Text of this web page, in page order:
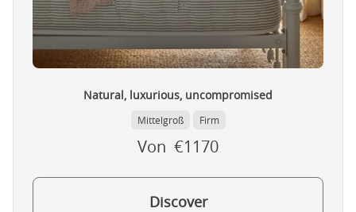
Natural, luxurious, uncompromised
Mittelgroß Firm
Von €1170
Discover